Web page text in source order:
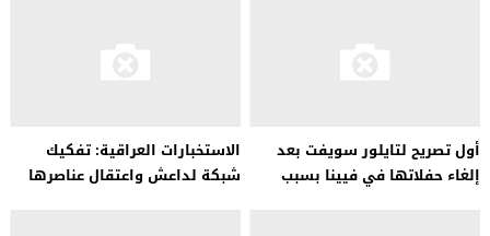
أول تصريح لتايلور سويفت بعد
إلغاء حفلاتها في فيينا بسبب
الاستخبارات العراقية: تفكيك
شبكة لداعش واعتقال عناصرها